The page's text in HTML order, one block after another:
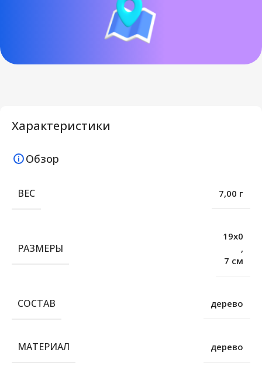
Характеристики
Обзор
ВЕС 7,00 г
РАЗМЕРЫ
19х0
,
7 см
СОСТАВ дерево
МАТЕРИАЛ дерево